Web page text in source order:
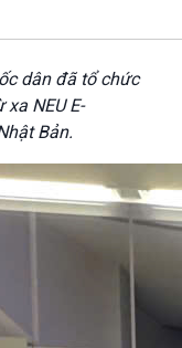
dân đã tổ chức
NEU E-
Bản.